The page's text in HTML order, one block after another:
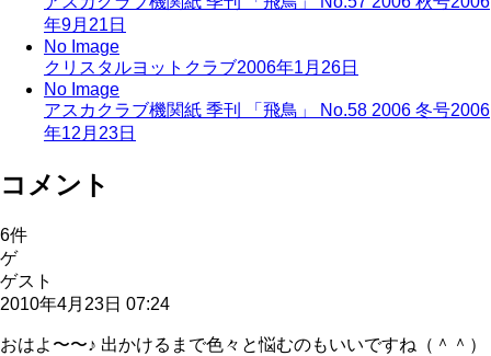
年9月21日
No Image
クリスタルヨットクラブ2006年1月26日
No Image
アスカクラブ機関紙 季刊 「飛鳥」 No.58 2006 冬号2006
年12月23日
コメント
6件
ゲ
ゲスト
2010年4月23日 07:24
おはよ〜〜♪ 出かけるまで色々と悩むのもいいですね（＾＾）